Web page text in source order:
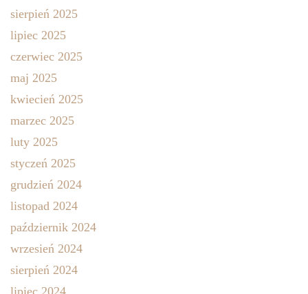
sierpień 2025
lipiec 2025
czerwiec 2025
maj 2025
kwiecień 2025
marzec 2025
luty 2025
styczeń 2025
grudzień 2024
listopad 2024
październik 2024
wrzesień 2024
sierpień 2024
lipiec 2024